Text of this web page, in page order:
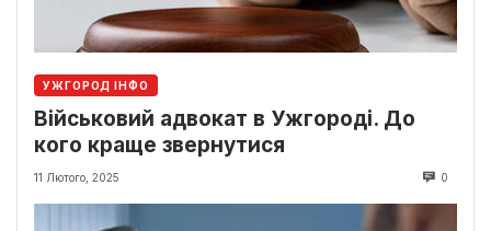
УЖГОРОД ІНФО
Військовий адвокат в Ужгороді. До
кого краще звернутися
11 Лютого, 2025 0